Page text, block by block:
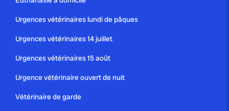
Urgences vétérinaires lundi de pâques
Urgences vétérinaires 14 juillet
Urgences vétérinaires 15 août
Urgence vétérinaire ouvert de nuit
Vétérinaire de garde